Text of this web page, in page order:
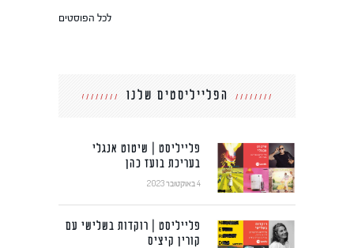
לכל הפוסטים
הפלייליסטים שלנו
פלייליסט | שיטוט אנגלי
בעריכת בועז כהן
4 באוקטובר 2023
פלייליסט | רוקדות בשלישי עם
קורין קיציס